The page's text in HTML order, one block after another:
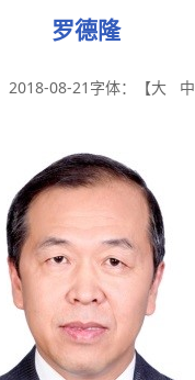
罗德隆
2018-08-21 字体：【大 中